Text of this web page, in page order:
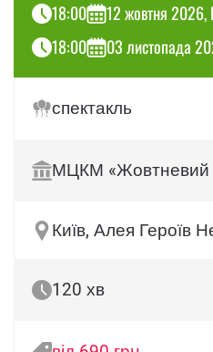
18:00
12 жовтня 2026,
18:00
03 листопада
спектакль
МЦКМ «Жовтневий
Київ, Алея Героїв
120 хв